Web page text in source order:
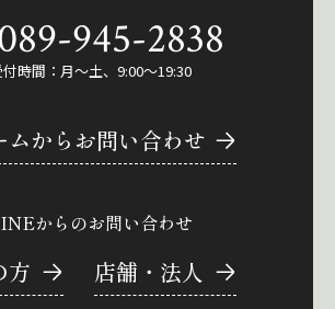
945-2838
付時間：月～土、9:00～19:30
ムからお問い合わせ
からのお問い合わせ
方 店舗・法人